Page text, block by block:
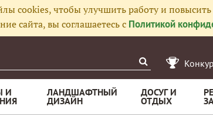
cookies, чтобы улучшить работу и
сайта, вы соглашаетесь с Политикой
И ЛАНДШАФТНЫЙ
ДИЗАЙН
ДОСУГ И
ОТДЫХ